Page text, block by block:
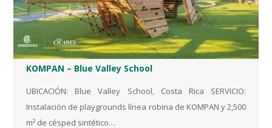
KOMPAN – Blue Valley School
UBICACIÓN: Blue Valley School, Costa Rica SERVICIO:
Instalación de playgrounds línea robina de KOMPAN y 2,500
m² de césped sintético…